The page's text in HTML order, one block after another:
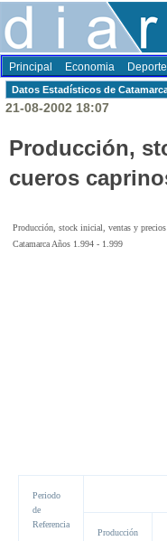
Principal Economia
Datos Estadí­sticos de
21-08-2002 18:07
Producción,
cueros
Producción, stock inicial, ventas y precios
Catamarca Años 1.994 - 1.999
Periodo
de
Referencia
Producción